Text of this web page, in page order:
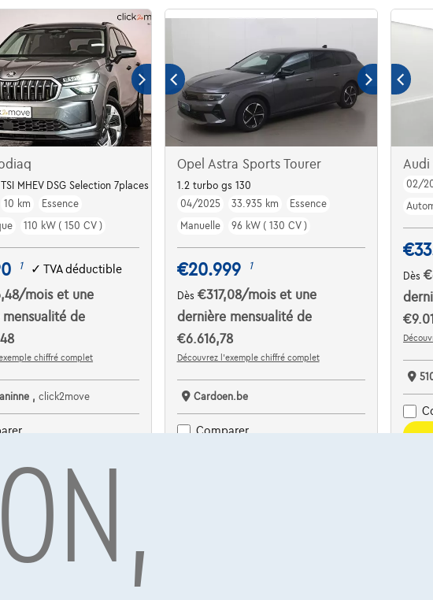
|
MHEV DSG Selection 7places Incl. Matrix LED - JA 18" Mazano - Winter Pack - Privacy G
10 km
Essence
110 kW ( 150 CV )
1 ✓TVA déductible
/moiset une
de
chiffré complet
,click2move
Opel Astra Sports Tourer
1.2 turbo gs 130
04/2025
33.935 km
Essence
Manuelle
96 kW ( 130 CV )
€20.999 1
Dès €317,08/mois et une
dernière mensualité de
€6.616,78
Découvrez l’exemple chiffré complet
Cardoen.be
Comparer
02/
Dès